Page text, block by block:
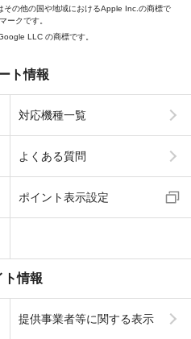
の他の国や地域におけるApple Inc.の商標で
ークです。
LLC の商標です。
ト情報
対応機種一覧
よくある質問
ポイント表示設定
ト情報
提供事業者等に関する表示